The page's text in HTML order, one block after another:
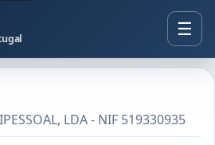
LDA - NIF 519330935